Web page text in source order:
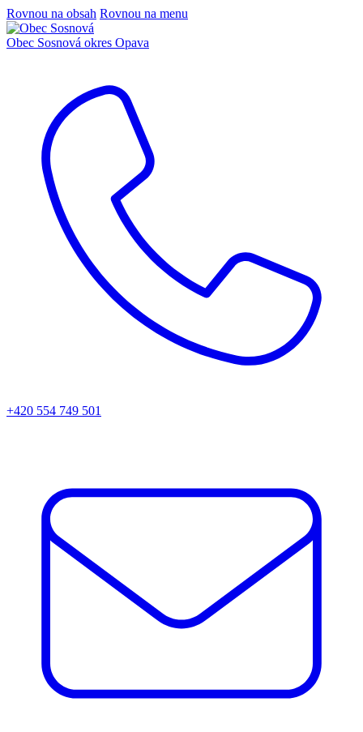
Rovnou na obsah Rovnou na menu
Obec Sosnová okres Opava
+420 554 749 501